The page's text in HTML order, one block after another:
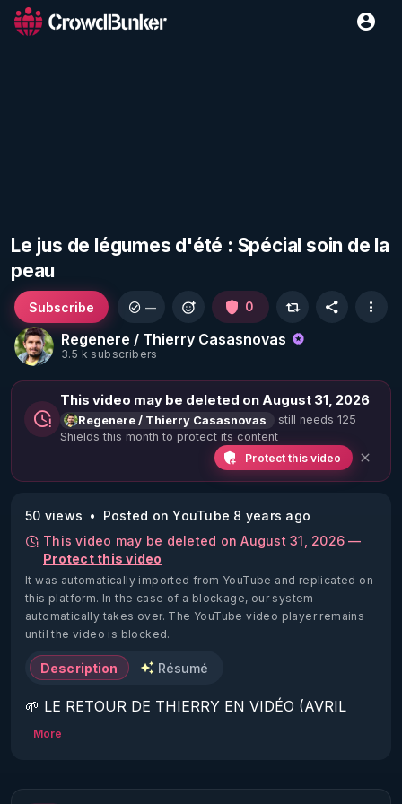
Le jus de légumes d'été : Spécial soin de la
peau
Regenere / Thierry Casasnovas
3.5 k subscribers
Subscribe — 0
This video may be deleted on August 31, 2026
Regenere / Thierry Casasnovas
still needs 125
Shields this month to protect its content
Protect this video
50 views
Posted on YouTube 8 years ago
This video may be deleted on August 31, 2026 —
Protect this video
It was automatically imported from YouTube and replicated on
this platform. In the case of a blockage, our system
automatically takes over. The YouTube video player remains
until the video is blocked.
Description Résumé
🌱 LE RETOUR DE THIERRY EN VIDÉO (AVRIL
2022)!
https://www.rgnr.fr/presentation.html
More